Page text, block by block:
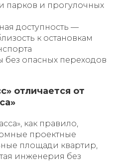
парков и прогулочных
доступность —
к остановкам
опасных переходов
отличается от
как правило,
проектные
площади квартир,
инженерия без